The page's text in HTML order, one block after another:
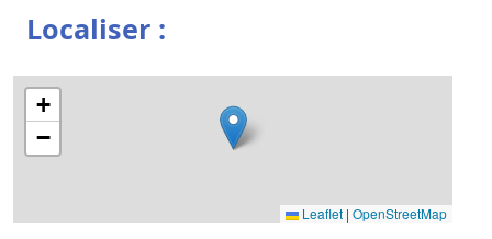
Localiser :
+
−
Leaflet | OpenStreetMap